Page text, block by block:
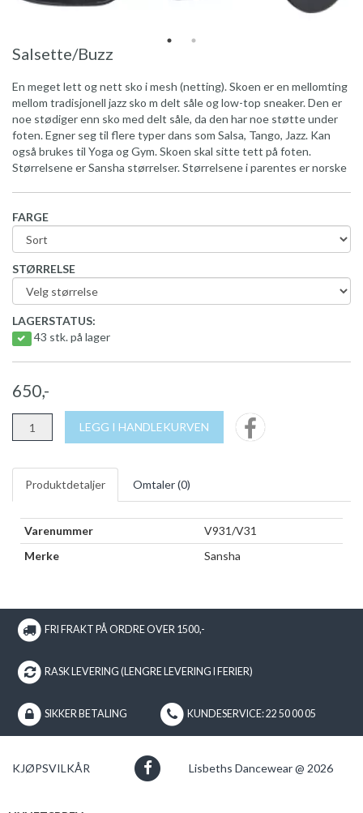
Salsette/Buzz
En meget lett og nett sko i mesh (netting). Skoen er en mellomting
mellom tradisjonell jazz sko m delt såle og low-top sneaker. Den er
noe stødiger enn sko med delt såle, da den har noe støtte under
foten. Egner seg til flere typer dans som Salsa, Tango, Jazz. Kan
også brukes til Yoga og Gym. Skoen skal sitte tett på foten.
Størrelsene er Sansha størrelser. Størrelsene i parentes er norske
FARGE
STØRRELSE
LAGERSTATUS:
43 stk. på lager
650,-
LEGG I HANDLEKURVEN
Produktdetaljer Omtaler (0)
Varenummer
V931/V31
Merke
Sansha
FRI FRAKT PÅ ORDRE OVER 1500,-
RASK LEVERING (LENGRE LEVERING I FERIER)
SIKKER BETALING KUNDESERVICE: 22 50 00 05
KJØPSVILKÅR Lisbeths Dancewear @ 2026